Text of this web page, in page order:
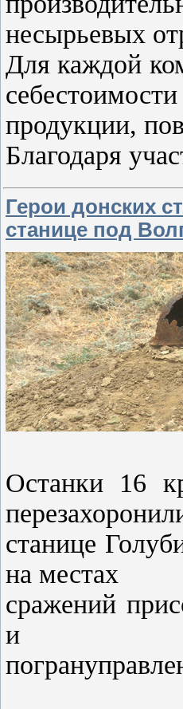
несырьевых
Для каждой
себестоимости
продукции,
Благодаря
Герои донских
станице под
Останки 16
станице
на местах
сражений
и